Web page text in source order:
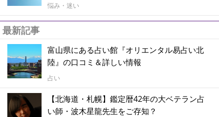
悩み・迷い
最新記事
富山県にある占い館『オリエンタル易占い北
陸』の口コミ＆詳しい情報
占い
【北海道・札幌】鑑定暦42年の大ベテラン占
い師・波木星龍先生をご存知？